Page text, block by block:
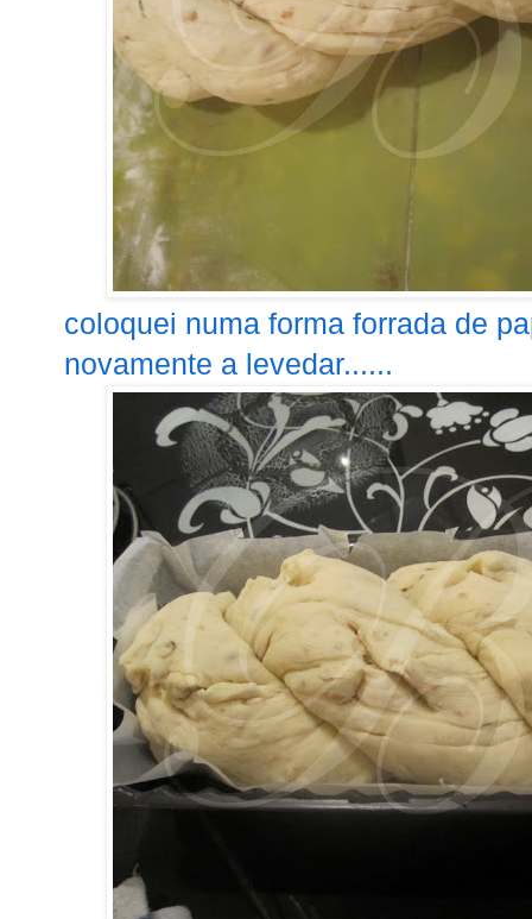
coloquei numa forma forrada de
novamente a levedar......